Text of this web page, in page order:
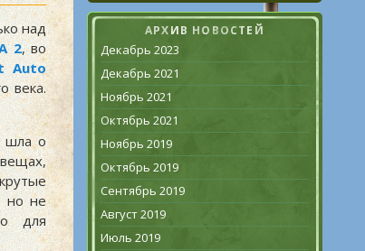
над
2, во
Auto
века.
шла о
но не
для
АРХИВ НОВОСТЕЙ
Декабрь 2023
Декабрь 2021
Ноябрь 2021
Октябрь 2021
Ноябрь 2019
Октябрь 2019
Сентябрь 2019
Август 2019
Июль 2019